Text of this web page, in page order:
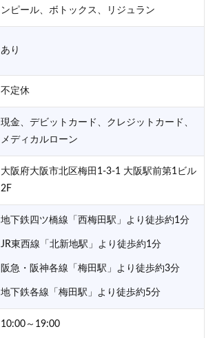
ンピール、ボトックス、リジュラン
あり
不定休
現金、デビットカード、クレジットカード、
メディカルローン
大阪府大阪市北区梅田1-3-1 大阪駅前第1ビル
2F
地下鉄四ツ橋線「西梅田駅」より徒歩約1分
JR東西線「北新地駅」より徒歩約1分
阪急・阪神各線「梅田駅」より徒歩約3分
地下鉄各線「梅田駅」より徒歩約5分
10:00～19:00